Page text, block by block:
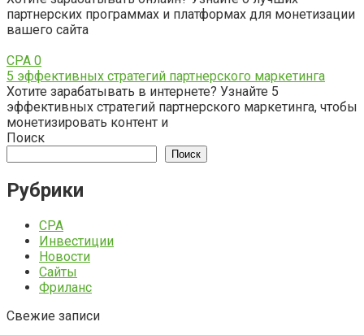
партнерских программах и платформах для монетизации
вашего сайта
CPA 0
5 эффективных стратегий партнерского маркетинга
Хотите зарабатывать в интернете? Узнайте 5
эффективных стратегий партнерского маркетинга, чтобы
монетизировать контент и
Поиск
Поиск
Рубрики
CPA
Инвестиции
Новости
Сайты
Фриланс
Свежие записи